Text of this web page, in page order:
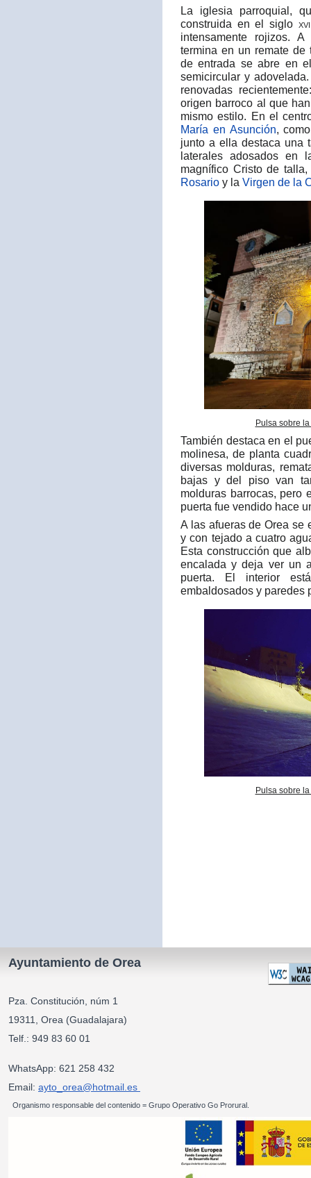
La iglesia parroquial,
construida en el siglo
intensamente rojizos.
termina en un remate de
de entrada se abre en
semicircular y
renovadas
origen barroco al que
mismo estilo. En el
María en Asunción,
junto a ella destaca una
laterales adosados en
magnífico Cristo de
Rosario y la Virgen de la
Pulsa sobre
También destaca en el
molinesa, de planta
diversas molduras,
bajas y del piso van
molduras barrocas, pero
puerta fue vendido hace
A las afueras de Orea se
y con tejado a cuatro
Esta construcción que
encalada y deja ver un
puerta. El interior
embaldosados y paredes
Pulsa sobre
Ayuntamiento de Orea
Pza. Constitución, núm 1
19311, Orea (Guadalajara)
Telf.: 949 83 60 01
WhatsApp: 621 258 432
Email: ayto_orea@hotmail.es
Organismo responsable del contenido = Grupo Operativo Go Prorural.